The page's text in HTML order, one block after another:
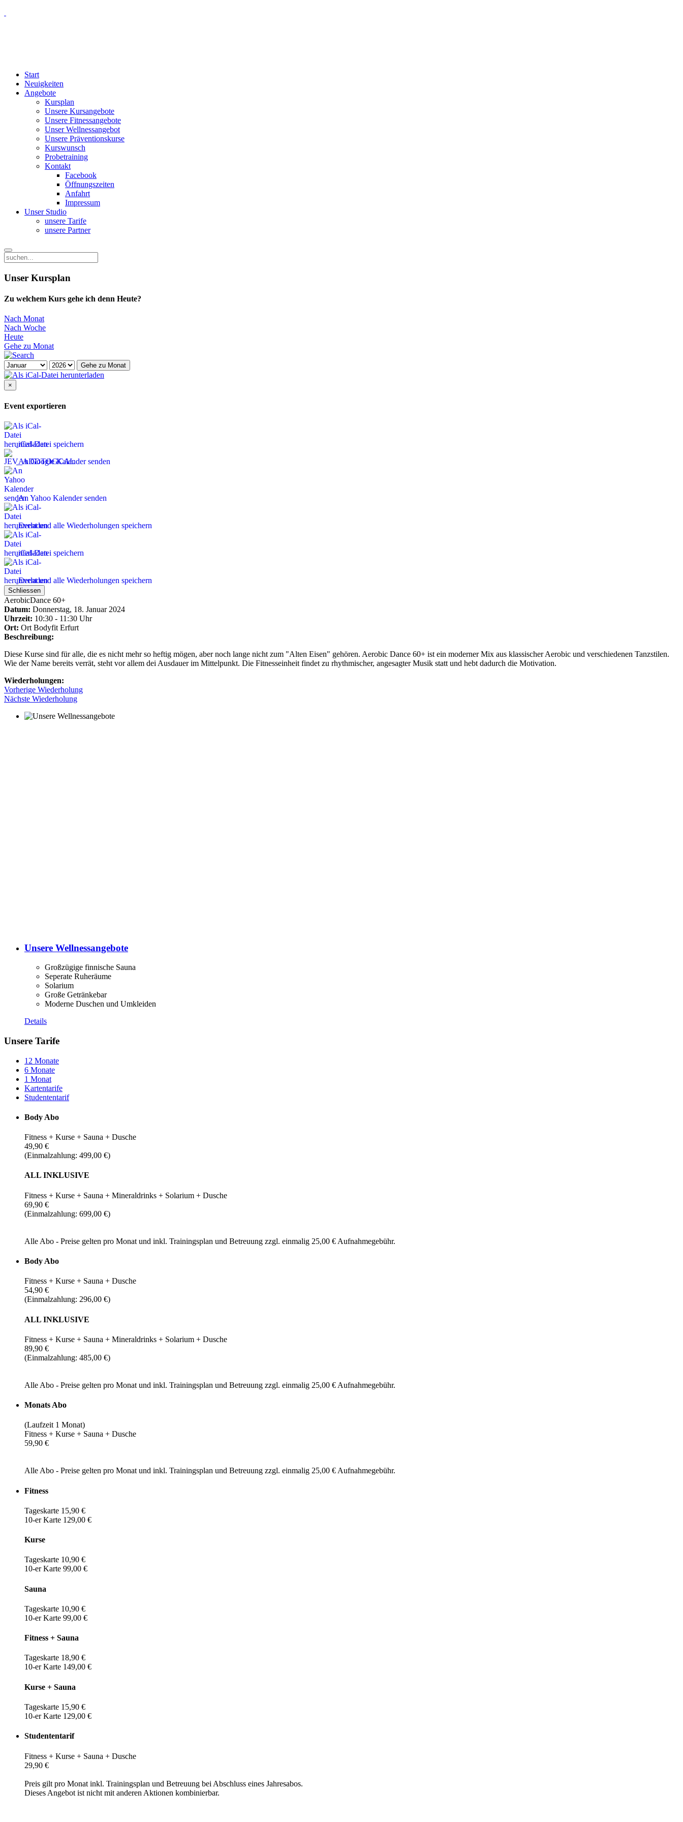
Start
Neuigkeiten
Angebote
Kursplan
Unsere Kursangebote
Unsere Fitnessangebote
Unser Wellnessangebot
Unsere Präventionskurse
Kurswunsch
Probetraining
Kontakt
Facebook
Öffnungszeiten
Anfahrt
Impressum
Unser Studio
unsere Tarife
unsere Partner
Unser Kursplan
Zu welchem Kurs gehe ich denn Heute?
Nach Monat
Nach Woche
Heute
Gehe zu Monat
Gehe zu Monat
×
Event exportieren
iCal-Datei speichern
An Google Kalender senden
An Yahoo Kalender senden
Event und alle Wiederholungen speichern
iCal-Datei speichern
Event und alle Wiederholungen speichern
Schliessen
AerobicDance 60+
Datum: Donnerstag, 18. Januar 2024
Uhrzeit: 10:30 - 11:30 Uhr
Ort: Ort Bodyfit Erfurt
Beschreibung:
Diese Kurse sind für alle, die es nicht mehr so heftig mögen, aber noch lange nicht zum "Alten Eisen" gehören. Aerobic Dance 60+ ist ein moderner Mix aus klassischer Aerobic und verschiedenen Tanzstilen.
Wie der Name bereits verrät, steht vor allem dei Ausdauer im Mittelpunkt. Die Fitnesseinheit findet zu rhythmischer, angesagter Musik statt und hebt dadurch die Motivation.
Wiederholungen:
Vorherige Wiederholung
Nächste Wiederholung
Unsere Wellnessangebote
Großzügige finnische Sauna
Seperate Ruheräume
Solarium
Große Getränkebar
Moderne Duschen und Umkleiden
Details
Unsere Tarife
12 Monate
6 Monate
1 Monat
Kartentarife
Studententarif
Body Abo
Fitness + Kurse + Sauna + Dusche
49,90 €
(Einmalzahlung: 499,00 €)
ALL INKLUSIVE
Fitness + Kurse + Sauna + Mineraldrinks + Solarium + Dusche
69,90 €
(Einmalzahlung: 699,00 €)
Alle Abo - Preise gelten pro Monat und inkl. Trainingsplan und Betreuung zzgl. einmalig 25,00 € Aufnahmegebühr.
Body Abo
Fitness + Kurse + Sauna + Dusche
54,90 €
(Einmalzahlung: 296,00 €)
ALL INKLUSIVE
Fitness + Kurse + Sauna + Mineraldrinks + Solarium + Dusche
89,90 €
(Einmalzahlung: 485,00 €)
Alle Abo - Preise gelten pro Monat und inkl. Trainingsplan und Betreuung zzgl. einmalig 25,00 € Aufnahmegebühr.
Monats Abo
(Laufzeit 1 Monat)
Fitness + Kurse + Sauna + Dusche
59,90 €
Alle Abo - Preise gelten pro Monat und inkl. Trainingsplan und Betreuung zzgl. einmalig 25,00 € Aufnahmegebühr.
Fitness
Tageskarte 15,90 €
10-er Karte 129,00 €
Kurse
Tageskarte 10,90 €
10-er Karte 99,00 €
Sauna
Tageskarte 10,90 €
10-er Karte 99,00 €
Fitness + Sauna
Tageskarte 18,90 €
10-er Karte 149,00 €
Kurse + Sauna
Tageskarte 15,90 €
10-er Karte 129,00 €
Studententarif
Fitness + Kurse + Sauna + Dusche
29,90 €
Preis gilt pro Monat inkl. Trainingsplan und Betreuung bei Abschluss eines Jahresabos.
Dieses Angebot ist nicht mit anderen Aktionen kombinierbar.